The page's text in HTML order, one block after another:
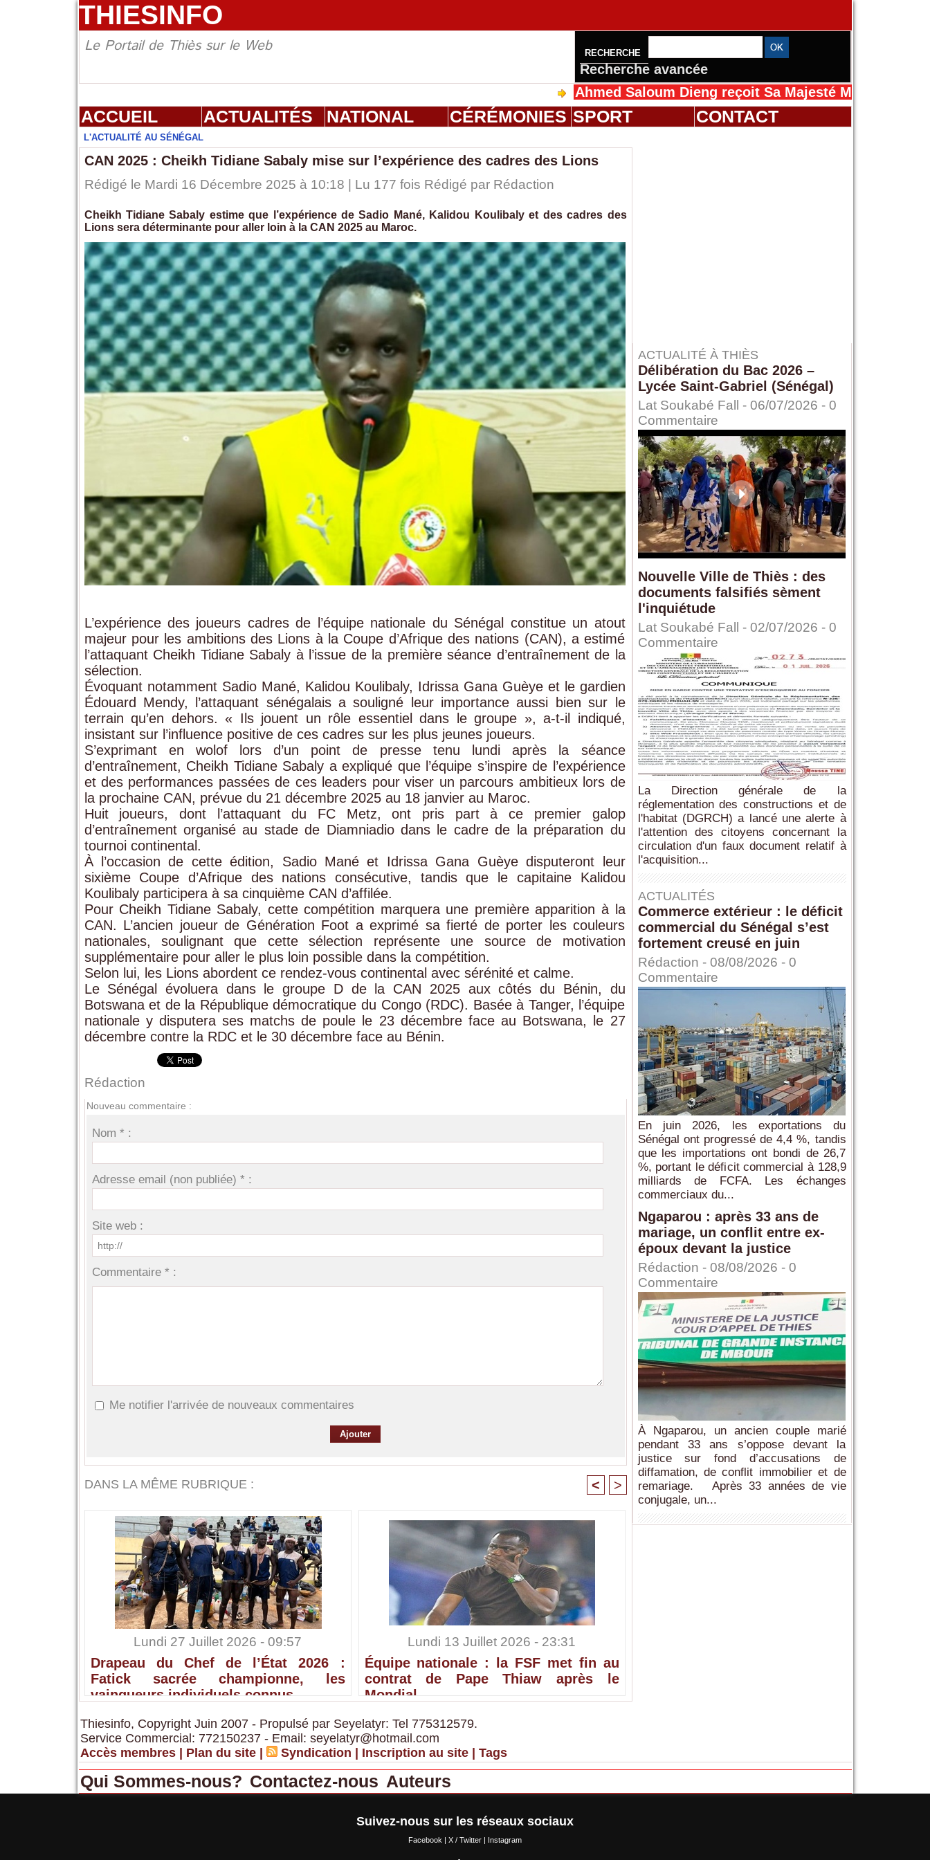
THIESINFO
Le Portail de Thiès sur le Web RECHERCHE
Recherche avancée
Ahmed Saloum Dieng reçoit Sa Majesté Mansah Cissé au
ACCUEIL ACTUALITÉS NATIONAL CÉRÉMONIES SPORT CONTACT
L'ACTUALITÉ AU SÉNÉGAL
CAN 2025 : Cheikh Tidiane Sabaly mise sur l’expérience des cadres des Lions
Rédigé le Mardi 16 Décembre 2025 à 10:18 | Lu 177 fois Rédigé par Rédaction
Cheikh Tidiane Sabaly estime que l’expérience de Sadio Mané, Kalidou Koulibaly et des cadres des
Lions sera déterminante pour aller loin à la CAN 2025 au Maroc.
L’expérience des joueurs cadres de l’équipe nationale du Sénégal constitue un atout
majeur pour les ambitions des Lions à la Coupe d’Afrique des nations (CAN), a estimé
l’attaquant Cheikh Tidiane Sabaly à l’issue de la première séance d’entraînement de la
sélection.
Évoquant notamment Sadio Mané, Kalidou Koulibaly, Idrissa Gana Guèye et le gardien
Édouard Mendy, l’attaquant sénégalais a souligné leur importance aussi bien sur le
terrain qu’en dehors. « Ils jouent un rôle essentiel dans le groupe », a-t-il indiqué,
insistant sur l’influence positive de ces cadres sur les plus jeunes joueurs.
S’exprimant en wolof lors d’un point de presse tenu lundi après la séance
d’entraînement, Cheikh Tidiane Sabaly a expliqué que l’équipe s’inspire de l’expérience
et des performances passées de ces leaders pour viser un parcours ambitieux lors de
la prochaine CAN, prévue du 21 décembre 2025 au 18 janvier au Maroc.
Huit joueurs, dont l’attaquant du FC Metz, ont pris part à ce premier galop
d’entraînement organisé au stade de Diamniadio dans le cadre de la préparation du
tournoi continental.
À l’occasion de cette édition, Sadio Mané et Idrissa Gana Guèye disputeront leur
sixième Coupe d’Afrique des nations consécutive, tandis que le capitaine Kalidou
Koulibaly participera à sa cinquième CAN d’affilée.
Pour Cheikh Tidiane Sabaly, cette compétition marquera une première apparition à la
CAN. L’ancien joueur de Génération Foot a exprimé sa fierté de porter les couleurs
nationales, soulignant que cette sélection représente une source de motivation
supplémentaire pour aller le plus loin possible dans la compétition.
Selon lui, les Lions abordent ce rendez-vous continental avec sérénité et calme.
Le Sénégal évoluera dans le groupe D de la CAN 2025 aux côtés du Bénin, du
Botswana et de la République démocratique du Congo (RDC). Basée à Tanger, l’équipe
nationale y disputera ses matchs de poule le 23 décembre face au Botswana, le 27
décembre contre la RDC et le 30 décembre face au Bénin.
Rédaction
Nouveau commentaire :
Nom * :
Adresse email (non publiée) * :
Site web :
Commentaire * :
Me notifier l'arrivée de nouveaux commentaires
DANS LA MÊME RUBRIQUE : < >
Lundi 27 Juillet 2026 - 09:57
Drapeau du Chef de l’État 2026 :
Fatick sacrée championne, les
vainqueurs individuels connus
Lundi 13 Juillet 2026 - 23:31
Équipe nationale : la FSF met fin au
contrat de Pape Thiaw après le
Mondial
ACTUALITÉ À THIÈS
Délibération du Bac 2026 –
Lycée Saint-Gabriel (Sénégal)
Lat Soukabé Fall - 06/07/2026 - 0
Commentaire
Nouvelle Ville de Thiès : des
documents falsifiés sèment
l'inquiétude
Lat Soukabé Fall - 02/07/2026 - 0
Commentaire
La Direction générale de la
réglementation des constructions et de
l'habitat (DGRCH) a lancé une alerte à
l'attention des citoyens concernant la
circulation d'un faux document relatif à
l'acquisition...
ACTUALITÉS
Commerce extérieur : le déficit
commercial du Sénégal s’est
fortement creusé en juin
Rédaction - 08/08/2026 - 0
Commentaire
En juin 2026, les exportations du
Sénégal ont progressé de 4,4 %, tandis
que les importations ont bondi de 26,7
%, portant le déficit commercial à 128,9
milliards de FCFA. Les échanges
commerciaux du...
Ngaparou : après 33 ans de
mariage, un conflit entre ex-
époux devant la justice
Rédaction - 08/08/2026 - 0
Commentaire
À Ngaparou, un ancien couple marié
pendant 33 ans s’oppose devant la
justice sur fond d’accusations de
diffamation, de conflit immobilier et de
remariage. Après 33 années de vie
conjugale, un...
Thiesinfo, Copyright Juin 2007 - Propulsé par Seyelatyr: Tel 775312579.
Service Commercial: 772150237 - Email: seyelatyr@hotmail.com
Accès membres
Plan du site Syndication Inscription au site Tags
Qui Sommes-nous? Contactez-nous Auteurs
Suivez-nous sur les réseaux sociaux
Facebook X / Twitter Instagram